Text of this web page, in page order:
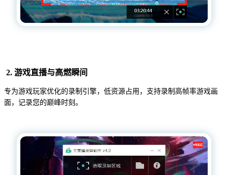
2. 游戏直播与高燃瞬间
专为游戏玩家优化的录制引擎，低资源占用，支持录制高帧率游戏画
面，记录您的巅峰时刻。